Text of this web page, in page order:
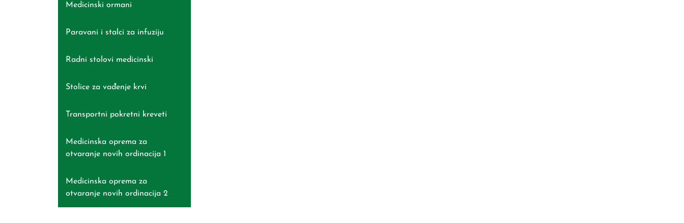
Medicinski ormani
Paravani i stalci za infuziju
Radni stolovi medicinski
Stolice za vađenje krvi
Transportni pokretni kreveti
Medicinska oprema za
otvaranje novih ordinacija 1
Medicinska oprema za
otvaranje novih ordinacija 2